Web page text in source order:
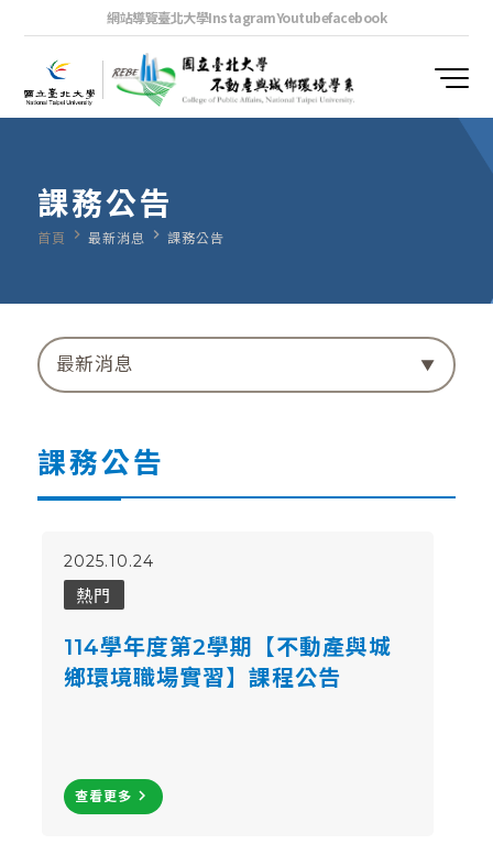
網站導覽臺北大學InstagramYoutubefacebook
課務公告
首頁 navigate_next 最新消息 navigate_next 課務公告
最新消息
課務公告
2025.10.24
熱門
114學年度第2學期【不動產與城
鄉環境職場實習】課程公告
查看更多 navigate_next